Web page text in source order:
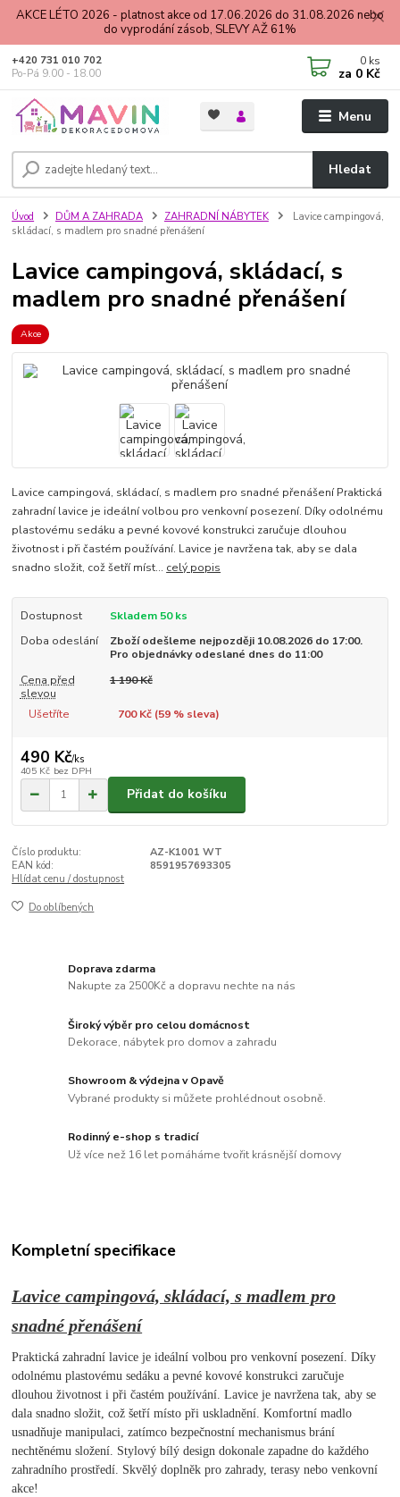
AKCE LÉTO 2026 - platnost akce od 17.06.2026 do 31.08.2026 nebo
do vyprodání zásob, SLEVY AŽ 61%
Menu
Hledat
+420 731 010 702
Po-Pá 9.00 - 18.00
0 ks
za 0 Kč
Úvod DŮM A ZAHRADA ZAHRADNÍ NÁBYTEK
Lavice campingová,
skládací, s madlem pro snadné přenášení
Lavice campingová, skládací, s
madlem pro snadné přenášení
Akce
Lavice campingová, skládací, s madlem pro snadné přenášení Praktická
zahradní lavice je ideální volbou pro venkovní posezení. Díky odolnému
plastovému sedáku a pevné kovové konstrukci zaručuje dlouhou
životnost i při častém používání. Lavice je navržena tak, aby se dala
snadno složit, což šetří míst... celý popis
Dostupnost
Skladem 50 ks
Doba odeslání
Zboží odešleme nejpozději 10.08.2026 do 17:00.
Pro objednávky odeslané dnes do 11:00
Cena před
slevou
1 190 Kč
Ušetříte 700 Kč (59% sleva)
490 Kč/ks
405 Kč bez DPH
Přidat do košíku
Číslo produktu:
AZ-K1001 WT
EAN kód:
8591957693305
Hlídat cenu / dostupnost
Do oblíbených
Doprava zdarma
Nakupte za 2500Kč a dopravu nechte na nás
Široký výběr pro celou domácnost
Dekorace, nábytek pro domov a zahradu
Showroom & výdejna v Opavě
Vybrané produkty si můžete prohlédnout osobně.
Rodinný e-shop s tradicí
Už více než 16 let pomáháme tvořit krásnější domovy
Kompletní specifikace
Lavice campingová, skládací, s madlem pro
snadné přenášení
Praktická zahradní lavice je ideální volbou pro venkovní posezení. Díky
odolnému plastovému sedáku a pevné kovové konstrukci zaručuje
dlouhou životnost i při častém používání. Lavice je navržena tak, aby se
dala snadno složit, což šetří místo při uskladnění. Komfortní madlo
usnadňuje manipulaci, zatímco bezpečnostní mechanismus brání
nechtěnému složení. Stylový bílý design dokonale zapadne do každého
zahradního prostředí. Skvělý doplněk pro zahrady, terasy nebo venkovní
akce!